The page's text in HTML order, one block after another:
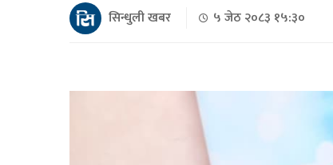
सिन्धुली खबर ५ जेठ २०८३ १५:३०